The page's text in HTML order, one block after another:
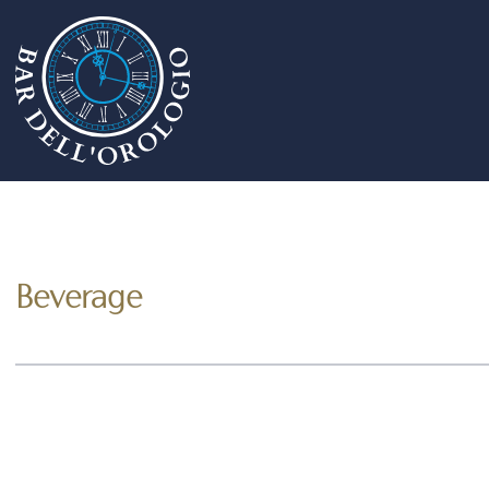
Beverage